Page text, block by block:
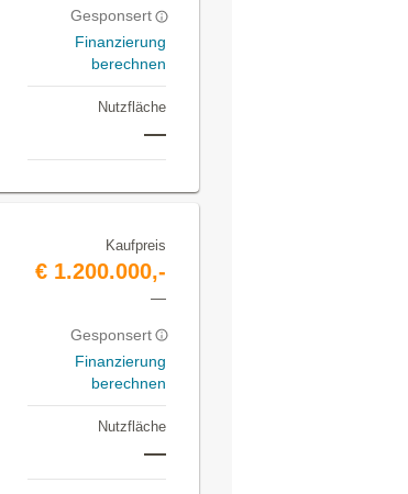
Gesponsert
Finanzierung
berechnen
Nutzfläche
—
Kaufpreis
€ 1.200.000,-
—
Gesponsert
Finanzierung
berechnen
Nutzfläche
—